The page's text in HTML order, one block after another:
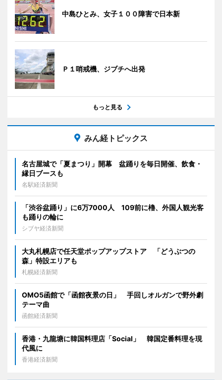
中島ひとみ、女子１００障害で日本新
Ｐ１哨戒機、ジブチへ出発
もっと見る
みん経トピックス
名古屋城で「夏まつり」開幕 盆踊りを毎日開催、飲食・
縁日ブースも
名駅経済新聞
「渋谷盆踊り」に6万7000人 109前に櫓、外国人観光客
も踊りの輪に
シブヤ経済新聞
大丸札幌店で任天堂ポップアップストア 「どうぶつの
森」特設エリアも
札幌経済新聞
OMO5函館で「函館夜景の日」 手回しオルガンで野外劇
テーマ曲
函館経済新聞
香港・九龍塘に韓国料理店「Social」 韓国定番料理を現
代風に
香港経済新聞